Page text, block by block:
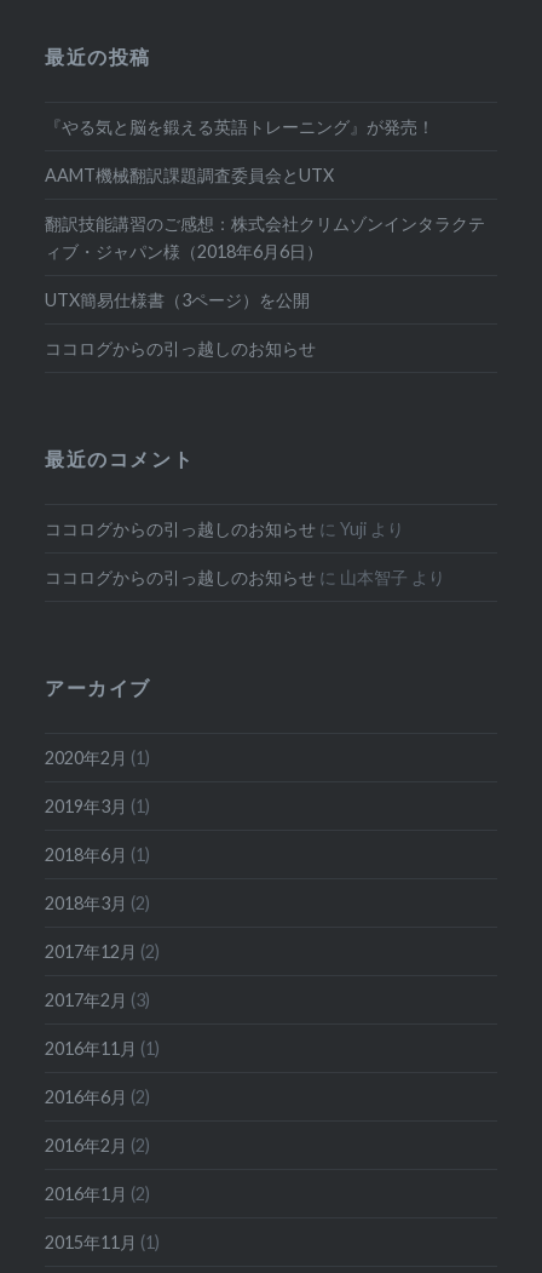
最近の投稿
『やる気と脳を鍛える英語トレーニング』が発売！
AAMT機械翻訳課題調査委員会とUTX
翻訳技能講習のご感想：株式会社クリムゾンインタラクテ
ィブ・ジャパン様（2018年6月6日）
UTX簡易仕様書（3ページ）を公開
ココログからの引っ越しのお知らせ
最近のコメント
ココログからの引っ越しのお知らせ にYuji より
ココログからの引っ越しのお知らせ に 山本智子 より
アーカイブ
2020年2月 (1)
2019年3月 (1)
2018年6月 (1)
2018年3月 (2)
2017年12月 (2)
2017年2月 (3)
2016年11月 (1)
2016年6月 (2)
2016年2月 (2)
2016年1月 (2)
2015年11月 (1)